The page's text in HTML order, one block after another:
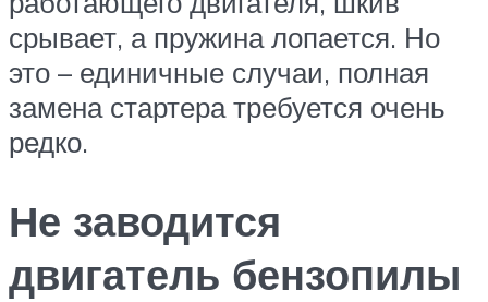
срывает, а пружина лопается. Но
это – единичные случаи, полная
замена стартера требуется очень
редко.
Не заводится
двигатель бензопилы